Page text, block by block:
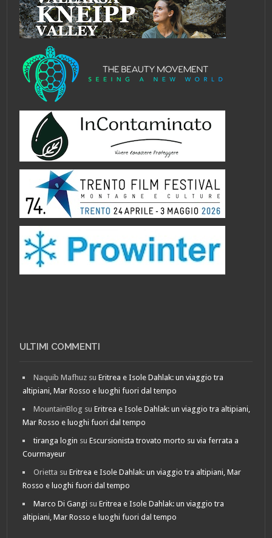
ULTIMI COMMENTI
Naquib Mafhuz suEritrea e Isole Dahlak: un viaggio tra
altipiani, Mar Rosso e luoghi fuori dal tempo
MountainBlog suEritrea e Isole Dahlak: un viaggio tra altipiani,
Mar Rosso e luoghi fuori dal tempo
tiranga login suEscursionista trovato morto su via ferrata a
Courmayeur
Orietta suEritrea e Isole Dahlak: un viaggio tra altipiani, Mar
Rosso e luoghi fuori dal tempo
Marco Di Gangi suEritrea e Isole Dahlak: un viaggio tra
altipiani, Mar Rosso e luoghi fuori dal tempo